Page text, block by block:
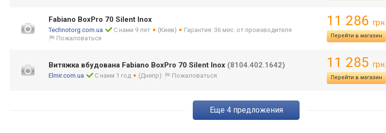
Fabiano BoxPro 70 Silent Inox
Technotorg.com.ua С нами 9 лет (Киев)
Гарантия: 36 мес. от производителя
Пожаловаться
11 286 грн.
Перейти в магазин
Витяжка вбудована Fabiano BoxPro 70 Silent Inox (8104.402.1642)
Elmir.com.ua С нами 1 год (Днепр) Пожаловаться
11 285 грн.
Перейти в магазин
eще 4предложения